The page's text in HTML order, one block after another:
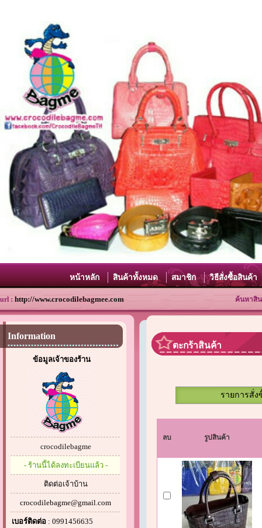
หน้าหลัก สินค้าทั้งหมด สมาชิก วิธีสั่งซื้อสินค้า
url : http://www.crocodilebagmee.com ค้นหาสิ
Information
ข้อมูลเจ้าของร้าน
crocodilebagme
- ร้านนี้ได้ลงทะเบียนแล้ว -
ติดต่อเจ้าบ้าน
crocodilebagme@gmail.com
เบอร์ติดต่อ : 0991456635
ตะกร้าสินค้า
รายการสั่ง
ลบ รูปสินค้า